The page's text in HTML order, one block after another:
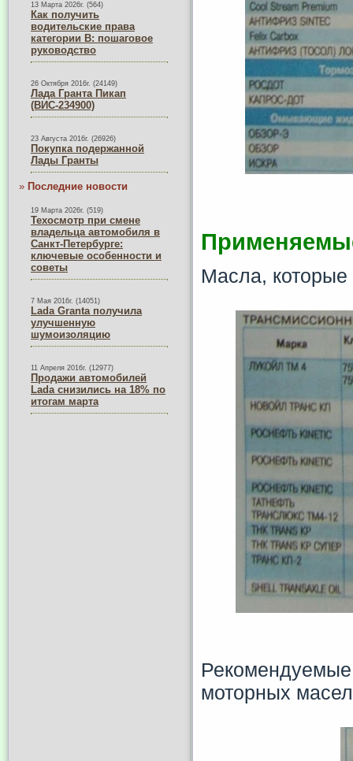
13 Марта 2026г. (564)
Как получить
водительские права
категории B: пошаговое
руководство
26 Октября 2016г. (24149)
Лада Гранта Пикап
(ВИС-234900)
23 Августа 2016г. (26926)
Покупка подержанной
Лады Гранты
» Последние новости
19 Марта 2026г. (519)
Техосмотр при смене
владельца автомобиля в
Санкт-Петербурге:
ключевые особенности и
советы
7 Мая 2016г. (14051)
Lada Granta получила
улучшенную
шумоизоляцию
11 Апреля 2016г. (12977)
Продажи автомобилей
Lada снизились на 18% по
итогам марта
Масла, которые
моторных